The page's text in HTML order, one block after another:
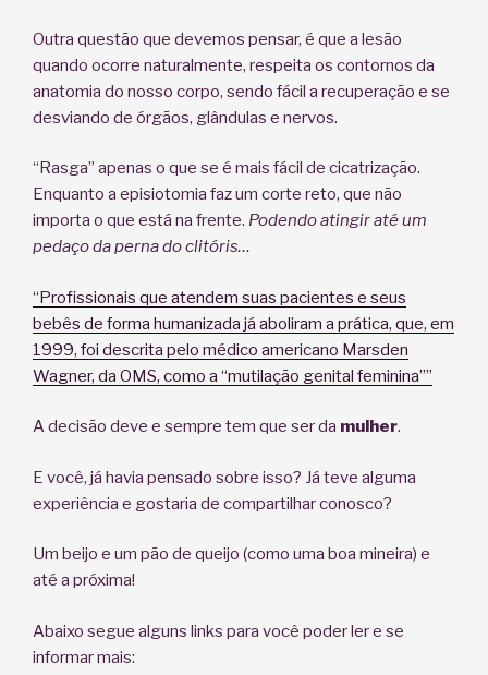
Outra questão que devemos pensar, é que a lesão
quando ocorre naturalmente, respeita os contornos da
anatomia do nosso corpo, sendo fácil a recuperação e se
desviando de órgãos, glândulas e nervos.
“Rasga” apenas o que se é mais fácil de cicatrização.
Enquanto a episiotomia faz um corte reto, que não
importa o que está na frente. Podendo atingir até um
pedaço da perna do clitóris…
“Profissionais que atendem suas pacientes e seus
bebês de forma humanizada já aboliram a prática, que, em
1999, foi descrita pelo médico americano Marsden
Wagner, da OMS, como a “mutilação genital feminina””
A decisão deve e sempre tem que ser da mulher.
E você, já havia pensado sobre isso? Já teve alguma
experiência e gostaria de compartilhar conosco?
Um beijo e um pão de queijo (como uma boa mineira) e
até a próxima!
Abaixo segue alguns links para você poder ler e se
informar mais: